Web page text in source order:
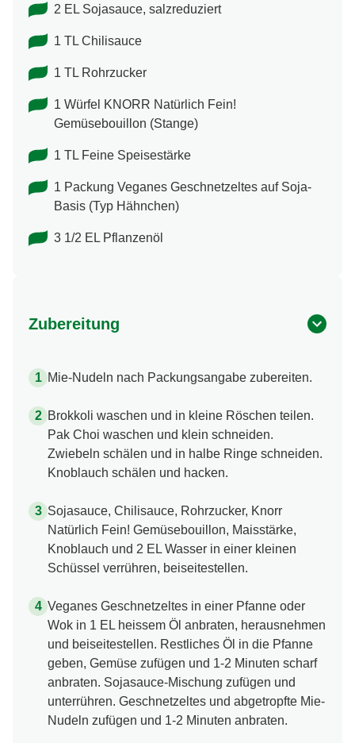
2 EL Sojasauce, salzreduziert
1 TL Chilisauce
1 TL Rohrzucker
1 Würfel KNORR Natürlich Fein!
Gemüsebouillon (Stange)
1 TL Feine Speisestärke
1 Packung Veganes Geschnetzeltes auf Soja-
Basis (Typ Hähnchen)
3 1/2 EL Pflanzenöl
Zubereitung
Mie-Nudeln nach Packungsangabe zubereiten.
Brokkoli waschen und in kleine Röschen teilen.
Pak Choi waschen und klein schneiden.
Zwiebeln schälen und in halbe Ringe schneiden.
Knoblauch schälen und hacken.
Sojasauce, Chilisauce, Rohrzucker, Knorr
Natürlich Fein! Gemüsebouillon, Maisstärke,
Knoblauch und 2 EL Wasser in einer kleinen
Schüssel verrühren, beiseitestellen.
Veganes Geschnetzeltes in einer Pfanne oder
Wok in 1 EL heissem Öl anbraten, herausnehmen
und beiseitestellen. Restliches Öl in die Pfanne
geben, Gemüse zufügen und 1-2 Minuten scharf
anbraten. Sojasauce-Mischung zufügen und
unterrühren. Geschnetzeltes und abgetropfte Mie-
Nudeln zufügen und 1-2 Minuten anbraten.